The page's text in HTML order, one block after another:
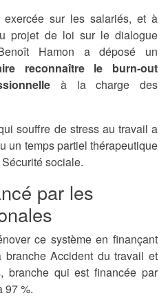
sur les salariés, et à
projet de loi sur le dialogue
Hamon a déposé un
reconnaître le burn-out
à la charge des
souffre de stress au travail a
un temps partiel thérapeutique
sociale.
par les
ce système en finançant
Accident du travail et
branche qui est financée par
97 %.